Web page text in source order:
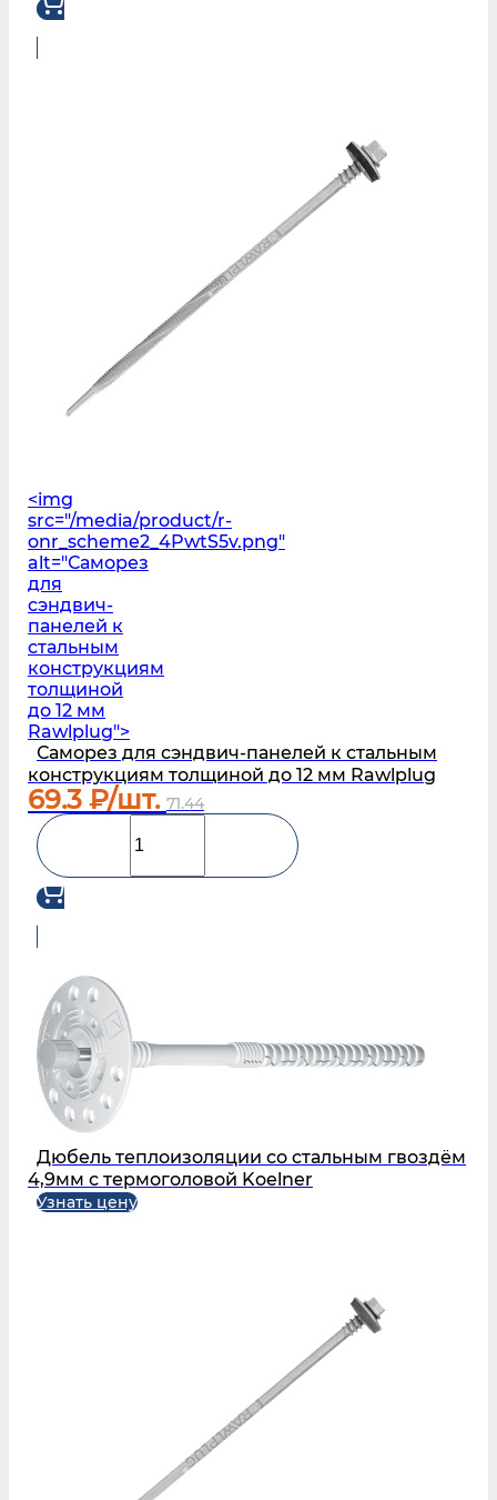
<img
src="/media/product/r-
onr_scheme2_4PwtS5v.png"
alt="Саморез
для
сэндвич-
панелей к
стальным
конструкциям
толщиной
до 12 мм
Rawlplug">
Саморез для сэндвич-панелей к стальным
конструкциям толщиной до 12 мм Rawlplug
69.3 ₽/шт. 71.44
Дюбель теплоизоляции со стальным гвоздём
4,9мм с термоголовой Koelner
Узнать цену